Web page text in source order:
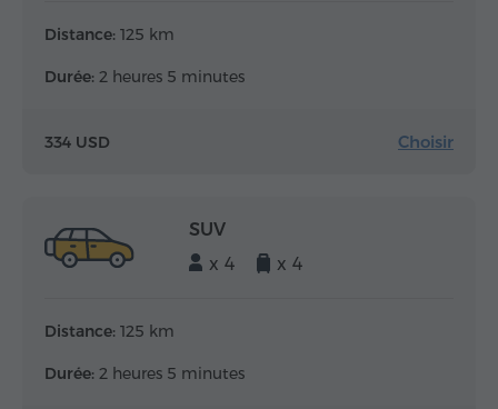
Distance: 125 km
Durée: 2 heures 5 minutes
334 USD Choisir
SUV
x 4
x 4
Distance: 125 km
Durée: 2 heures 5 minutes